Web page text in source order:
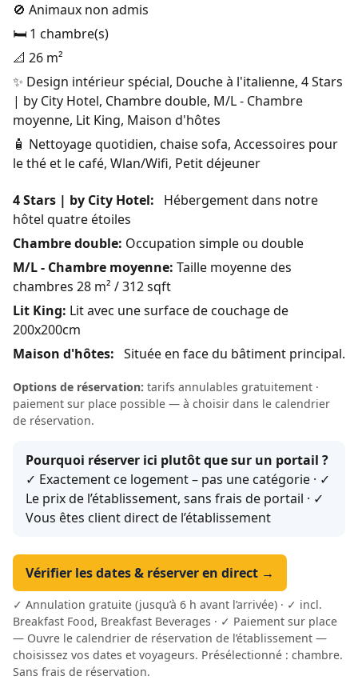
🚫 Animaux non admis
🛏️ 1 chambre(s)
📐 26 m²
✨ Design intérieur spécial, Douche à l'italienne, 4 Stars
| by City Hotel, Chambre double, M/L - Chambre
moyenne, Lit King, Maison d'hôtes
🧴 Nettoyage quotidien, chaise sofa, Accessoires pour
le thé et le café, Wlan/Wifi, Petit déjeuner
4 Stars | by City Hotel: Hébergement dans notre
hôtel quatre étoiles
Chambre double: Occupation simple ou double
M/L - Chambre moyenne: Taille moyenne des
chambres 28 m² / 312 sqft
Lit King: Lit avec une surface de couchage de
200x200cm
Maison d'hôtes: Située en face du bâtiment principal.
Options de réservation: tarifs annulables gratuitement ·
paiement sur place possible — à choisir dans le calendrier
de réservation.
Pourquoi réserver ici plutôt que sur un portail ?
✓ Exactement ce logement – pas une catégorie · ✓
Le prix de l’établissement, sans frais de portail · ✓
Vous êtes client direct de l’établissement
Vérifier les dates & réserver en direct →
✓ Annulation gratuite (jusqu’à 6 h avant l’arrivée) · ✓ incl.
Breakfast Food, Breakfast Beverages · ✓ Paiement sur place
— Ouvre le calendrier de réservation de l’établissement —
choisissez vos dates et voyageurs. Présélectionné : chambre.
Sans frais de réservation.